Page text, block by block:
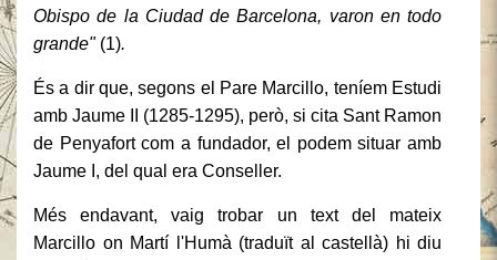
Obispo de la Ciudad de Barcelona, varon en todo
grande" (1).
És a dir que, segons el Pare Marcillo, teníem Estudi
amb Jaume II (1285-1295), però, si cita Sant Ramon
de Penyafort com a fundador, el podem situar amb
Jaume I, del qual era Conseller.
Més endavant, vaig trobar un text del mateix
Marcillo on Martí l'Humà (traduït al castellà) hi diu